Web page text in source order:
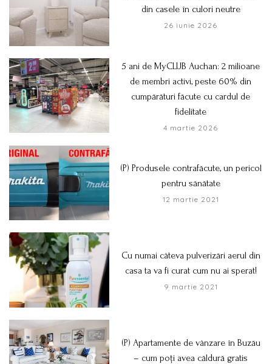
din casele în culori neutre
26 iunie 2026
5 ani de MyCLUB Auchan: 2 milioane
de membri activi, peste 60% din
cumpărături făcute cu cardul de
fidelitate
4 martie 2026
(P) Produsele contrafăcute, un pericol
pentru sănătate
12 martie 2021
Cu numai câteva pulverizări aerul din
casa ta va fi curat cum nu ai sperat!
9 martie 2021
(P) Apartamente de vânzare în Buzău
– cum poți avea căldură gratis